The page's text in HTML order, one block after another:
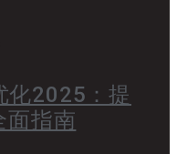
化2025：提
面指南